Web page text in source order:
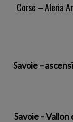
Corse – Aleria
Savoie –
Savoie – Vallon